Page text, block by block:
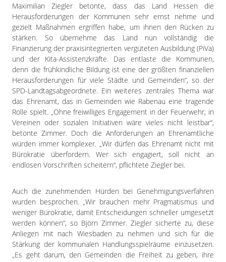
Maximilian Ziegler betonte, dass das Land Hessen die
Herausforderungen der Kommunen sehr ernst nehme und
gezielt Maßnahmen ergriffen habe, um ihnen den Rücken zu
stärken. So übernehme das Land nun vollständig die
Finanzierung der praxisintegrierten vergüteten Ausbildung (PiVa)
und der Kita-Assistenzkräfte. Das entlaste die Kommunen,
denn die frühkindliche Bildung ist eine der größten finanziellen
Herausforderungen für viele Städte und Gemeinden“, so der
SPD-Landtagsabgeordnete. Ein weiteres zentrales Thema war
das Ehrenamt, das in Gemeinden wie Rabenau eine tragende
Rolle spielt. „Ohne freiwilliges Engagement in der Feuerwehr, in
Vereinen oder sozialen Initiativen wäre vieles nicht leistbar“,
betonte Zimmer. Doch die Anforderungen an Ehrenamtliche
würden immer komplexer. „Wir dürfen das Ehrenamt nicht mit
Bürokratie überfordern. Wer sich engagiert, soll nicht an
endlosen Vorschriften scheitern“, pflichtete Ziegler bei.
Auch die zunehmenden Hürden bei Genehmigungsverfahren
wurden besprochen. „Wir brauchen mehr Pragmatismus und
weniger Bürokratie, damit Entscheidungen schneller umgesetzt
werden können“, so Björn Zimmer. Ziegler sicherte zu, diese
Anliegen mit nach Wiesbaden zu nehmen und sich für die
Stärkung der kommunalen Handlungsspielräume einzusetzen.
„Es geht darum, den Gemeinden die Freiheit zu geben, ihre